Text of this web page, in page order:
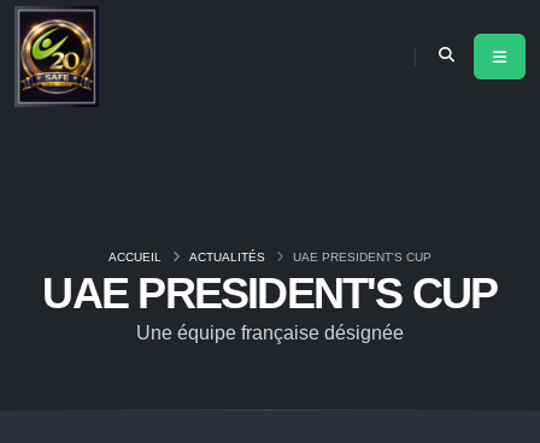
UAE PRESIDENT'S CUP
Une équipe française désignée
ACCUEIL ACTUALITÉS UAE PRESIDENT'S CUP